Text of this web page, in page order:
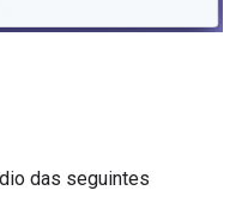
das seguintes